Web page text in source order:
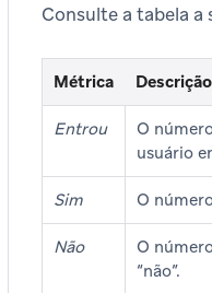
Consulte a tabela a
Métrica Descrição
Entrou
O
usuário
Sim O
Não
O
“não”.